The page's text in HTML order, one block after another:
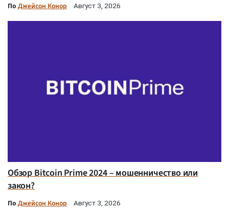
По Джейсон Конор Август 3, 2026
Обзор Bitcoin Prime 2024 – мошенничество или
закон?
По Джейсон Конор Август 3, 2026